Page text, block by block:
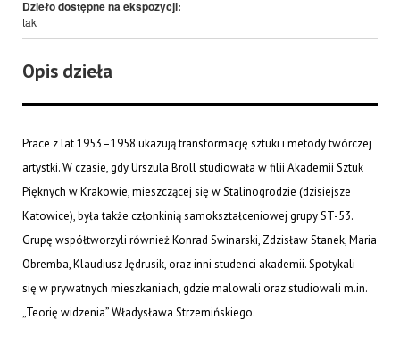
Dzieło dostępne na ekspozycji:
tak
Opis dzieła
Prace z lat 1953–1958 ukazują transformację sztuki i metody twórczej
artystki. W czasie, gdy Urszula Broll studiowała w filii Akademii Sztuk
Pięknych w Krakowie, mieszczącej się w Stalinogrodzie (dzisiejsze
Katowice), była także członkinią samokształceniowej grupy ST-53.
Grupę współtworzyli również Konrad Swinarski, Zdzisław Stanek, Maria
Obremba, Klaudiusz Jędrusik, oraz inni studenci akademii. Spotykali
się w prywatnych mieszkaniach, gdzie malowali oraz studiowali m.in.
„Teorię widzenia” Władysława Strzemińskiego.